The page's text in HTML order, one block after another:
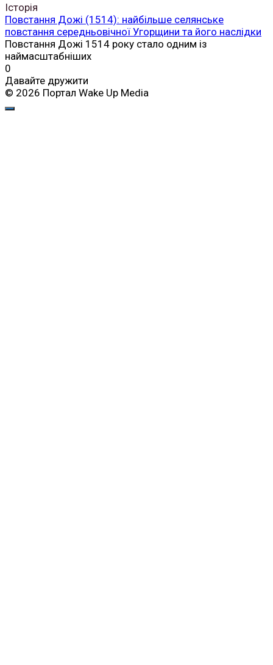
Історія
Повстання Дожі (1514): найбільше селянське
повстання середньовічної Угорщини та його наслідки
Повстання Дожі 1514 року стало одним із
наймасштабніших
0
Давайте дружити
© 2026 Портал Wake Up Media